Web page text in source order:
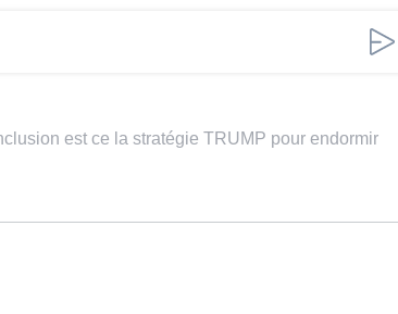
est ce la stratégie TRUMP pour endormir